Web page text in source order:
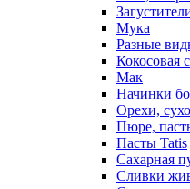
Мука
Разные
Кокосовая
Мак
Начинки
Орехи,
Пюре,
Пасты Tatis
Сахарная
Сливки